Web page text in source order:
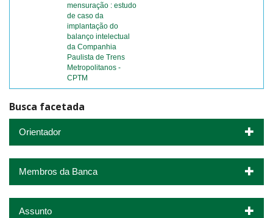
mensuração : estudo
de caso da
implantação do
balanço intelectual
da Companhia
Paulista de Trens
Metropolitanos -
CPTM
Busca facetada
Orientador
Membros da Banca
Assunto